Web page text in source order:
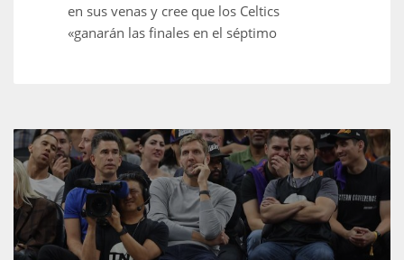
34
MIN
en sus venas y cree que los Celtics
«ganarán las finales en el séptimo